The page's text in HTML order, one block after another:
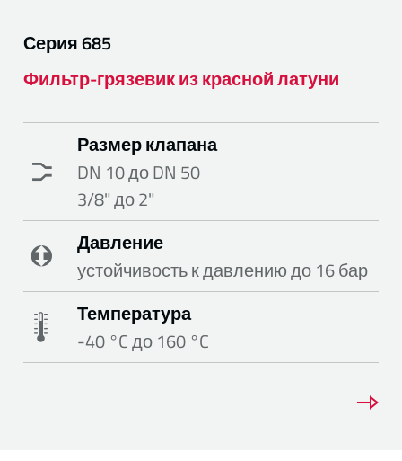
Серия685
Фильтр-грязевик из красной латуни
Размер клапана
DN 10 до DN 50
3/8" до 2"
Давление
устойчивость к давлению до 16 бар
Температура
-40 °C до 160 °C